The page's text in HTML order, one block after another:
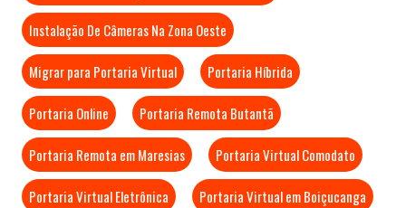
Instalação De Câmeras Na Zona Oeste
Migrar para Portaria Virtual Portaria Híbrida
Portaria Online Portaria Remota Butantã
Portaria Remota em Maresias Portaria Virtual Comodato
Portaria Virtual Eletrônica Portaria Virtual em Boiçucanga